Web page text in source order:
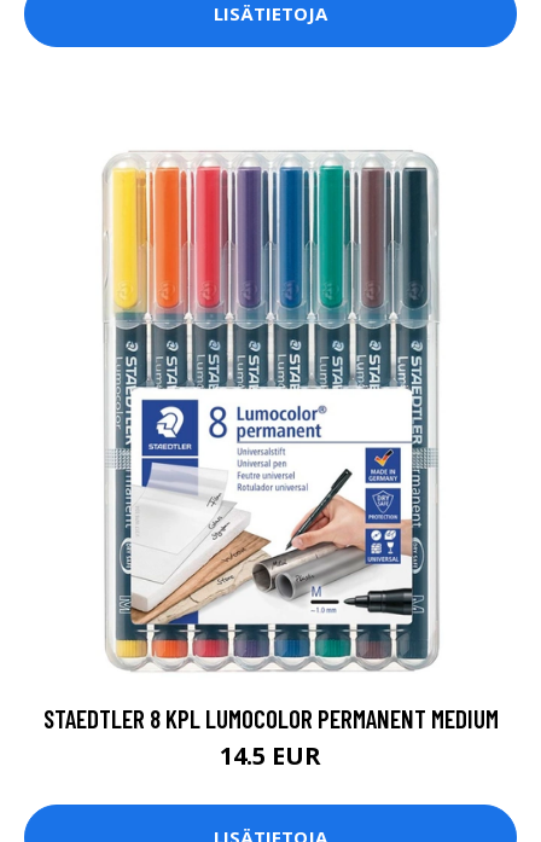
LISÄTIETOJA
STAEDTLER 8 KPL LUMOCOLOR PERMANENT MEDIUM
14.5 EUR